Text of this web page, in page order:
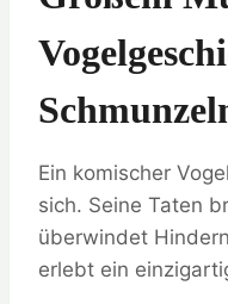
Ein komischer
sich. Seine Taten
überwindet
erlebt ein